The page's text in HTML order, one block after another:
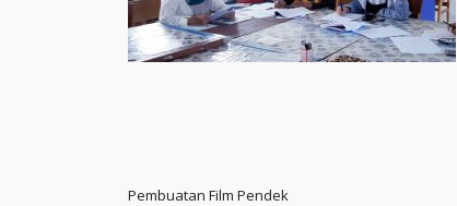
Pembuatan Film Pendek